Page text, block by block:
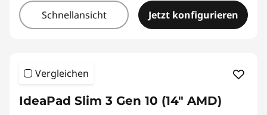
Schnellansicht Jetzt konfigurieren
Vergleichen
IdeaPad Slim 3 Gen 10 (14" AMD)